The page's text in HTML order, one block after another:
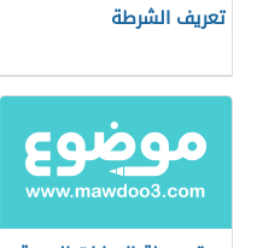
تعريف الشرطة